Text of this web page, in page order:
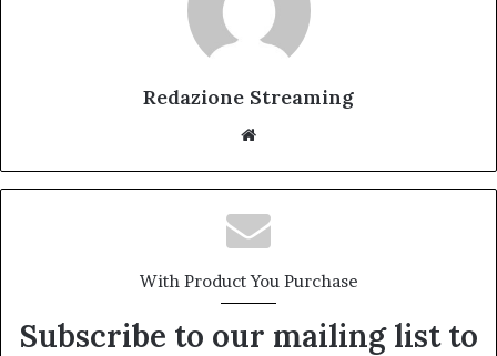
Redazione Streaming
With Product You Purchase
Subscribe to our mailing list to